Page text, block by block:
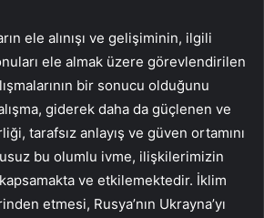
ele alınışı ve gelişiminin, ilgili
ele almak üzere görevlendirilen
bir sonucu olduğunu
giderek daha da güçlenen ve
tarafsız anlayış ve güven ortamını
bu olumlu ivme, ilişkilerimizin
ve etkilemektedir. İklim
etmesi, Rusya’nın Ukrayna’yı